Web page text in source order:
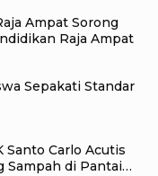
Ampat Sorong
Raja Ampat
Sepakati Standar
Santo Carlo Acutis
Sampah di Pantai